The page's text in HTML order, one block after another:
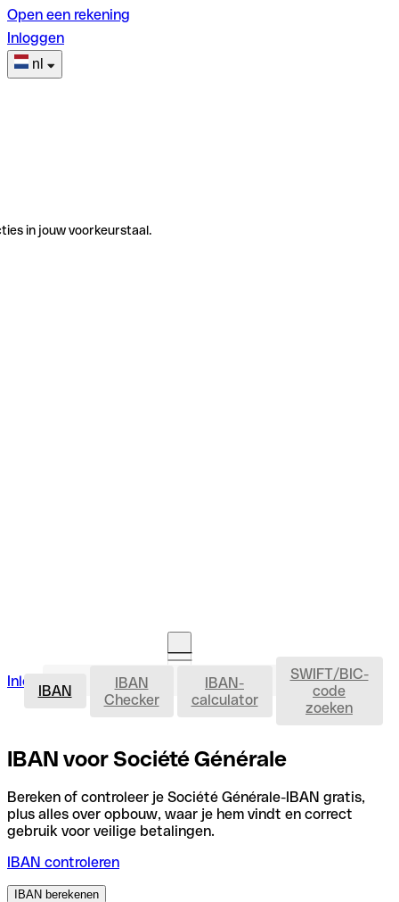
Open een rekening
Inloggen
nl
in jouw voorkeurstaal.
Inloggen Rekening openen IBAN
IBAN
IBAN
Checker
IBAN-
calculator
SWIFT/BIC-
code
zoeken
IBAN voor Société Générale
Bereken of controleer je Société Générale-IBAN gratis,
plus alles over opbouw, waar je hem vindt en correct
gebruik voor veilige betalingen.
IBAN controleren
IBAN berekenen